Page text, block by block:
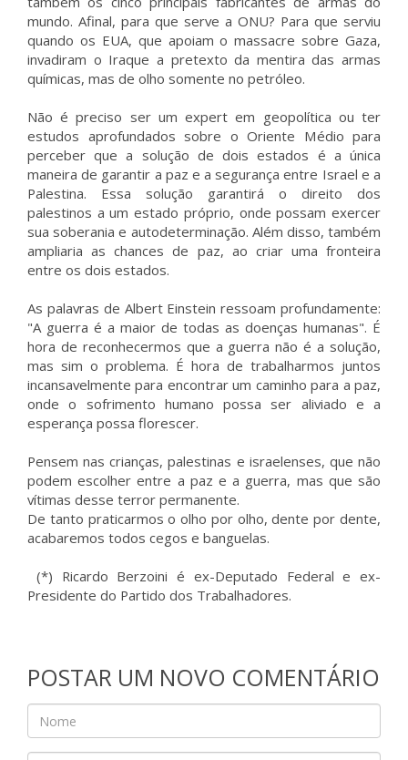
mundo. Afinal, para que serve a ONU? Para que serviu
quando os EUA, que apoiam o massacre sobre Gaza,
invadiram o Iraque a pretexto da mentira das armas
químicas, mas de olho somente no petróleo.
Não é preciso ser um expert em geopolítica ou ter
estudos aprofundados sobre o Oriente Médio para
perceber que a solução de dois estados é a única
maneira de garantir a paz e a segurança entre Israel e a
Palestina. Essa solução garantirá o direito dos
palestinos a um estado próprio, onde possam exercer
sua soberania e autodeterminação. Além disso, também
ampliaria as chances de paz, ao criar uma fronteira
entre os dois estados.
As palavras de Albert Einstein ressoam profundamente:
"A guerra é a maior de todas as doenças humanas". É
hora de reconhecermos que a guerra não é a solução,
mas sim o problema. É hora de trabalharmos juntos
incansavelmente para encontrar um caminho para a paz,
onde o sofrimento humano possa ser aliviado e a
esperança possa florescer.
Pensem nas crianças, palestinas e israelenses, que não
podem escolher entre a paz e a guerra, mas que são
vítimas desse terror permanente.
De tanto praticarmos o olho por olho, dente por dente,
acabaremos todos cegos e banguelas.
(*) Ricardo Berzoini é ex-Deputado Federal e ex-
Presidente do Partido dos Trabalhadores.
POSTAR UM NOVO COMENTÁRIO